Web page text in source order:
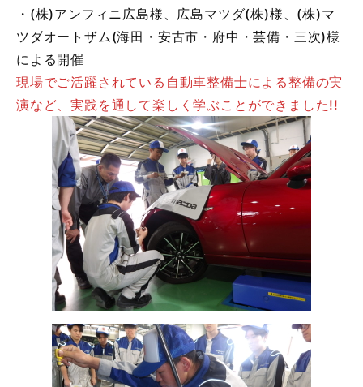
・(株)アンフィニ広島様、広島マツダ(株)様、(株)マ
ツダオートザム(海田・安古市・府中・芸備・三次)様
による開催
現場でご活躍されている自動車整備士による整備の実
演など、実践を通して楽しく学ぶことができました!!